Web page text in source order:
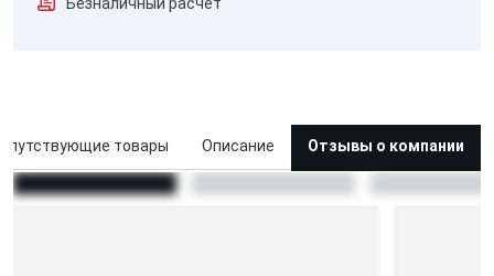
товары Описание Отзывы о компании